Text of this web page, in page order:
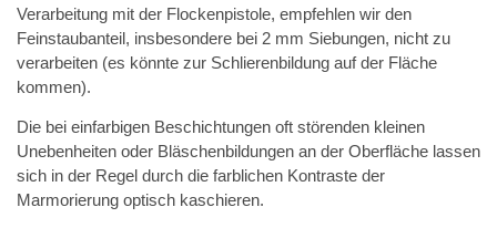
Verarbeitung mit der Flockenpistole, empfehlen wir den
Feinstaubanteil, insbesondere bei 2 mm Siebungen, nicht zu
verarbeiten (es könnte zur Schlierenbildung auf der Fläche
kommen).
Die bei einfarbigen Beschichtungen oft störenden kleinen
Unebenheiten oder Bläschenbildungen an der Oberfläche lassen
sich in der Regel durch die farblichen Kontraste der
Marmorierung optisch kaschieren.